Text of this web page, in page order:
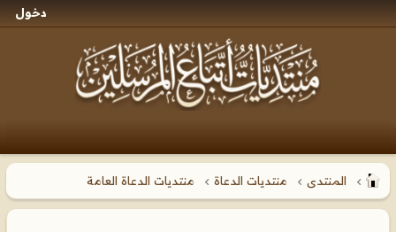
دخول
المنتدى منتديات الدعاة منتديات الدعاة العامة